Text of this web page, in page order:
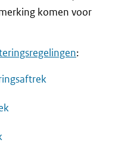
komen voor
: